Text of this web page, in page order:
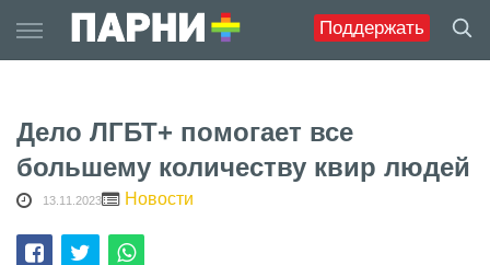
Поддержать
to
content
Дело ЛГБТ+ помогает все
большему количеству квир людей
13.11.2023 Новости